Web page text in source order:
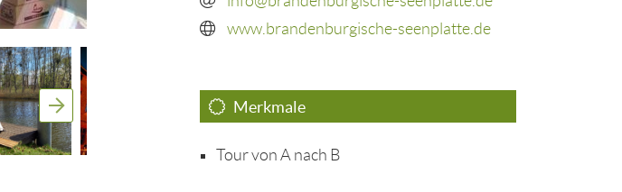
www.brandenburgische-seenplatte.de
Merkmale
Tour von A nach B